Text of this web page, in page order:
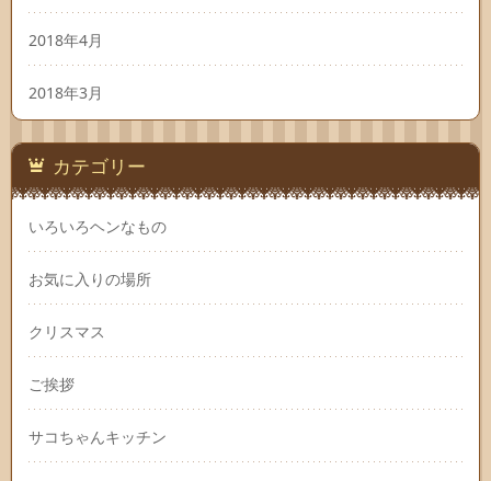
2018年4月
2018年3月
カテゴリー
いろいろヘンなもの
お気に入りの場所
クリスマス
ご挨拶
サコちゃんキッチン